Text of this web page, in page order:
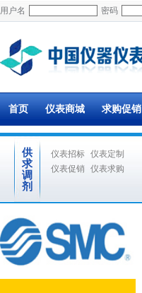
用户名 密码
首页 仪表商城 求购促销
供
求
调
剂
仪表招标 仪表定制
仪表促销
仪表求购